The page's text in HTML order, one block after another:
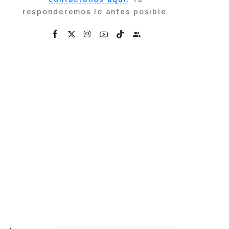
responderemos lo antes posible.